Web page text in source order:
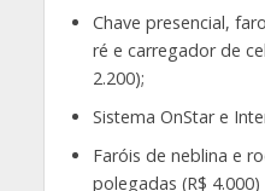
Chave presencial,
ré e carregador de
2.200);
Sistema OnStar e
Faróis de neblina e
polegadas (R$ 4.000)